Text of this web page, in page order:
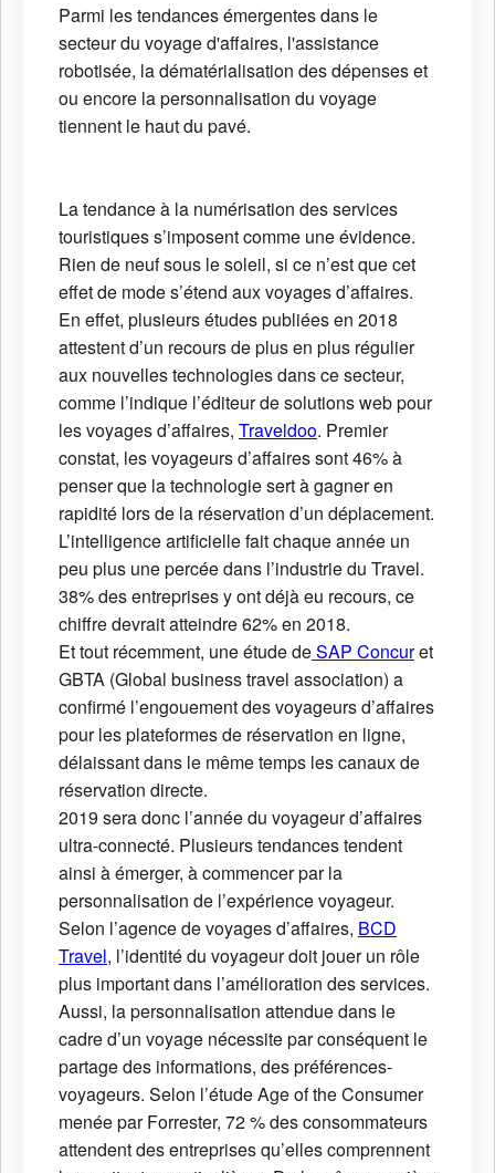
Parmi les tendances émergentes dans le
secteur du voyage d'affaires, l'assistance
robotisée, la dématérialisation des dépenses et
ou encore la personnalisation du voyage
tiennent le haut du pavé.
La tendance à la numérisation des services
touristiques s’imposent comme une évidence.
Rien de neuf sous le soleil, si ce n’est que cet
effet de mode s’étend aux voyages d’affaires.
En effet, plusieurs études publiées en 2018
attestent d’un recours de plus en plus régulier
aux nouvelles technologies dans ce secteur,
comme l’indique l’éditeur de solutions web pour
les voyages d’affaires, Traveldoo. Premier
constat, les voyageurs d’affaires sont 46% à
penser que la technologie sert à gagner en
rapidité lors de la réservation d’un déplacement.
L’intelligence artificielle fait chaque année un
peu plus une percée dans l’industrie du Travel.
38% des entreprises y ont déjà eu recours, ce
chiffre devrait atteindre 62% en 2018.
Et tout récemment, une étude deSAP Concuret
GBTA (Global business travel association) a
confirmé l’engouement des voyageurs d’affaires
pour les plateformes de réservation en ligne,
délaissant dans le même temps les canaux de
réservation directe.
2019 sera donc l’année du voyageur d’affaires
ultra-connecté. Plusieurs tendances tendent
ainsi à émerger, à commencer par la
personnalisation de l’expérience voyageur.
Selon l’agence de voyages d’affaires, BCD
Travel, l’identité du voyageur doit jouer un rôle
plus important dans l’amélioration des services.
Aussi, la personnalisation attendue dans le
cadre d’un voyage nécessite par conséquent le
partage des informations, des préférences-
voyageurs. Selon l’étude Age of the Consumer
menée par Forrester, 72 % des consommateurs
attendent des entreprises qu’elles comprennent